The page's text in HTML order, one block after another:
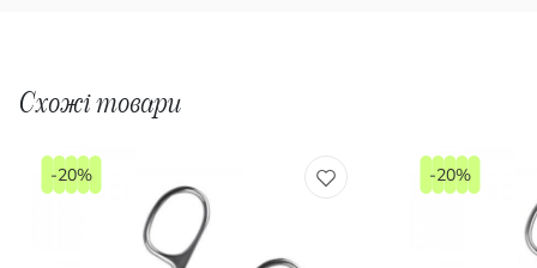
Схожі товари
-20% -20%